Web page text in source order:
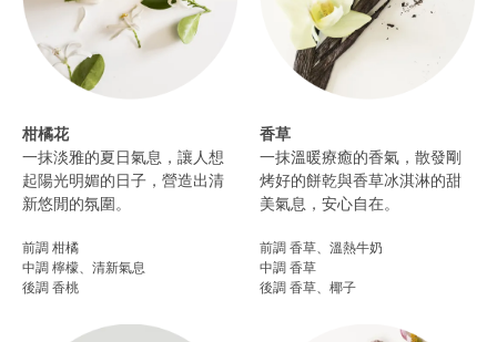
柑橘花
一抹淡雅的夏日氣息，讓人想
起陽光明媚的日子，營造出清
新悠閒的氛圍。​
前調 柑橘
中調 檸檬、清新氣息
後調 香桃​
香草
一抹溫暖療癒的香氣，散發剛
烤好的餅乾與香草冰淇淋的甜
美氣息，安心自在。
前調 香草、溫熱牛奶
中調 香草
後調 香草、椰子​